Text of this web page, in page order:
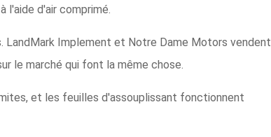
l'aide d'air comprimé.
Implement et Notre Dame Motors vendent
le marché qui font la même chose.
et les feuilles d'assouplissant fonctionnent